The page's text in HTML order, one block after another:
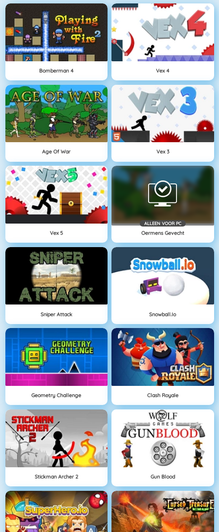
Bomberman 4 Vex 4
Age Of War Vex 3
Vex 5
ALLEEN VOOR PC
Oermens Gevecht
Sniper Attack Snowball.io
Geometry Challenge Clash Royale
Stickman Archer 2 Gun Blood